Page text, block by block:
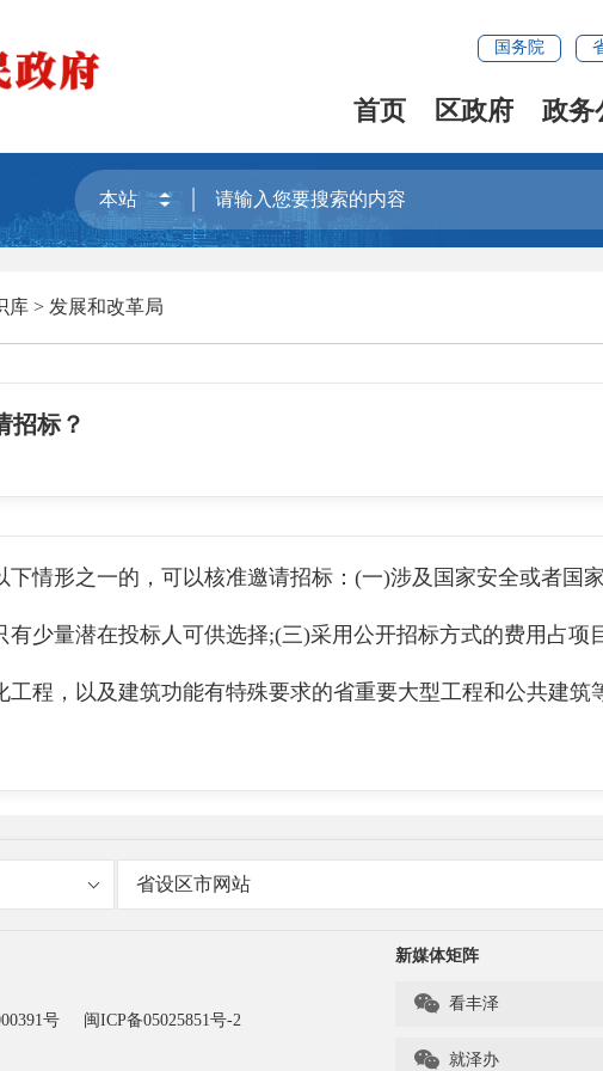
国务院
首页 区政府 政务
库> 发展和改革局
招标？
下情形之一的，可以核准邀请招标：(一)涉及国家安全或者国
有少量潜在投标人可供选择;(三)采用公开招标方式的费用占
工程，以及建筑功能有特殊要求的省重要大型工程和公共建
省设区市网站
号 闽ICP备05025851号-2
新媒体矩阵
 看丰泽
 就泽办